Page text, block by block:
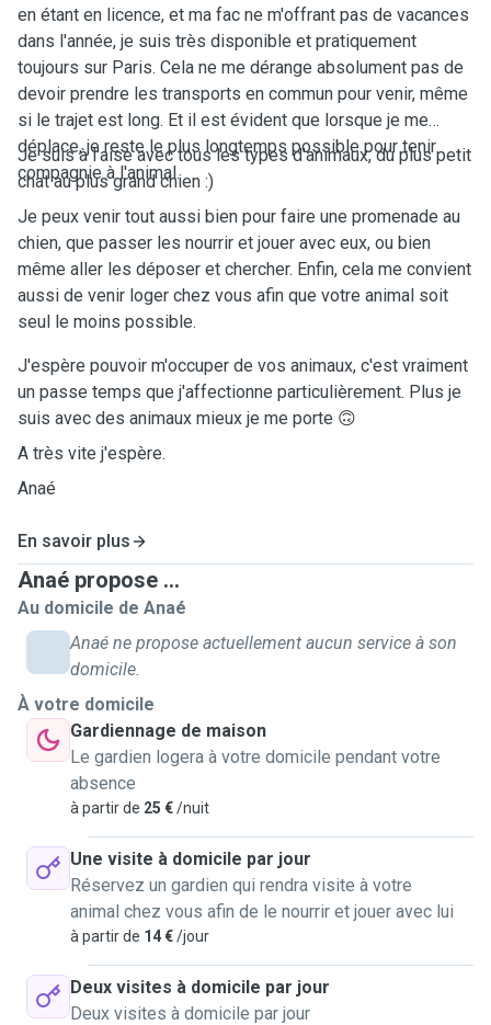
en étant en licence, et ma fac ne m'offrant pas de vacances
dans l'année, je suis très disponible et pratiquement
toujours sur Paris. Cela ne me dérange absolument pas de
devoir prendre les transports en commun pour venir, même
si le trajet est long. Et il est évident que lorsque je me
déplace, je reste le plus longtemps possible pour tenir
compagnie à l'animal.
Je suis à l'aise avec tous les types d'animaux, du plus petit
chat au plus grand chien :)
Je peux venir tout aussi bien pour faire une promenade au
chien, que passer les nourrir et jouer avec eux, ou bien
même aller les déposer et chercher. Enfin, cela me convient
aussi de venir loger chez vous afin que votre animal soit
seul le moins possible.
J'espère pouvoir m'occuper de vos animaux, c'est vraiment
un passe temps que j'affectionne particulièrement. Plus je
suis avec des animaux mieux je me porte 🙃
A très vite j'espère.
Anaé
En savoir plus
Anaé propose ...
Au domicile de Anaé
Anaé ne propose actuellement aucun service à son
domicile.
À votre domicile
Gardiennage de maison
Le gardien logera à votre domicile pendant votre
absence
à partir de 25 €/nuit
Une visite à domicile par jour
Réservez un gardien qui rendra visite à votre
animal chez vous afin de le nourrir et jouer avec lui
à partir de 14 €/jour
Deux visites à domicile par jour
Deux visites à domicile par jour